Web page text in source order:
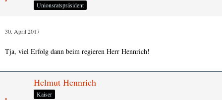
Unionsratspräsident
30. April 2017
Tja, viel Erfolg dann beim regieren Herr Hennrich!
Helmut Hennrich
Kaiser